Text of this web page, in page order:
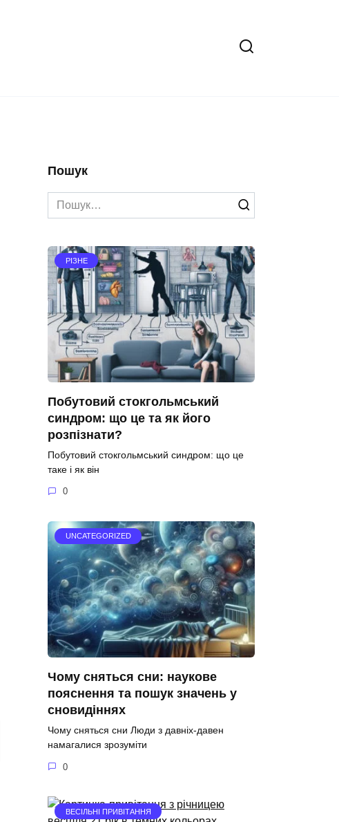
Пошук
Search
for:
РІЗНЕ
Побутовий стокгольмський
синдром: що це та як його
розпізнати?
Побутовий стокгольмський синдром: що це
таке і як він
0
UNCATEGORIZED
Чому сняться сни: наукове
пояснення та пошук значень у
сновидіннях
Чому сняться сни Люди з давніх-давен
намагалися зрозуміти
0
ВЕСІЛЬНІ ПРИВІТАННЯ